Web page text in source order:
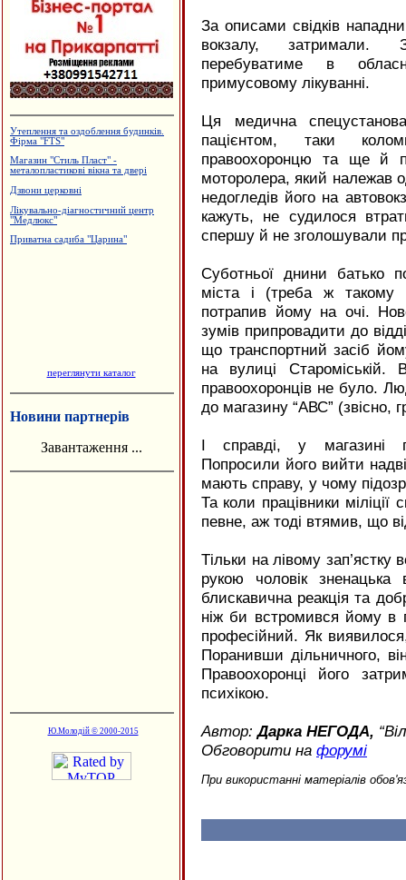
Магазин-склад "Теплий дім",
утеплення фасадів
Архітектурне проектування.
Р.Думанський
Виробництво солоду, ВАТ
Салон-магазин "КАЯ" - штори,
переглянути каталог
Новини партнерів
Завантаження ...
Ю.Молодій © 2000-2015
За описами свідків
вокзалу, затримали.
перебуватиме в
примусовому лікуванні.
Ця медична
пацієнтом, таки
правоохоронцю та ще й
моторолера, який належав
недогледів його на
кажуть, не судилося
спершу й не зголошували
Суботньої днини батько
міста і (треба ж такому
потрапив йому на очі.
зумів припровадити до
що транспортний засіб
на вулиці
правоохоронців не було.
до магазину “АВС” (звісно,
І справді, у магазині
Попросили його вийти
мають справу, у чому
Та коли працівники міліції
певне, аж тоді втямив, що
Тільки на лівому
рукою чоловік
блискавична реакція та
ніж би встромився йому в
професійний. Як
Поранивши дільничного,
Правоохоронці його
психікою.
Автор:Дарка НЕГОДА,
Обговорити на форумі
При використанні матеріалів